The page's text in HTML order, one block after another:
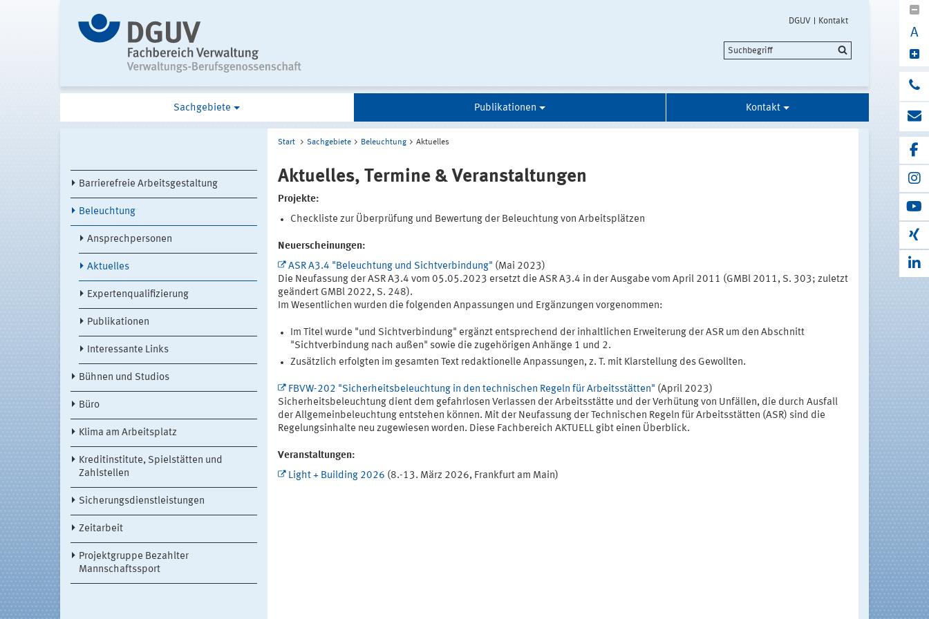
DGUV Kontakt
A
Sachgebiete Publikationen Kontakt
Barrierefreie Arbeitsgestaltung
Beleuchtung
Ansprechpersonen
Aktuelles
Expertenqualifizierung
Publikationen
Interessante Links
Bühnen und Studios
Büro
Klima am Arbeitsplatz
Kreditinstitute, Spielstätten und
Zahlstellen
Sicherungsdienstleistungen
Zeitarbeit
Projektgruppe Bezahlter
Mannschaftssport
Start Sachgebiete Beleuchtung Aktuelles
Aktuelles, Termine & Veranstaltungen
Projekte:
Checkliste zur Überprüfung und Bewertung der Beleuchtung von Arbeitsplätzen
Neuerscheinungen:
ASR A3.4 "Beleuchtung und Sichtverbindung" (Mai 2023)
Die Neufassung der ASR A3.4 vom 05.05.2023 ersetzt die ASR A3.4 in der Ausgabe vom April 2011 (GMBl 2011, S. 303; zuletzt
geändert GMBl 2022, S. 248).
Im Wesentlichen wurden die folgenden Anpassungen und Ergänzungen vorgenommen:
Im Titel wurde "und Sichtverbindung" ergänzt entsprechend der inhaltlichen Erweiterung der ASR um den Abschnitt
"Sichtverbindung nach außen" sowie die zugehörigen Anhänge 1 und 2.
Zusätzlich erfolgten im gesamten Text redaktionelle Anpassungen, z. T. mit Klarstellung des Gewollten.
FBVW-202 "Sicherheitsbeleuchtung in den technischen Regeln für Arbeitsstätten" (April 2023)
Sicherheitsbeleuchtung dient dem gefahrlosen Verlassen der Arbeitsstätte und der Verhütung von Unfällen, die durch Ausfall
der Allgemeinbeleuchtung entstehen können. Mit der Neufassung der Technischen Regeln für Arbeitsstätten (ASR) sind die
Regelungsinhalte neu zugewiesen worden. Diese Fachbereich AKTUELL gibt einen Überblick.
Veranstaltungen:
Light + Building 2026 (8.-13. März 2026, Frankfurt am Main)